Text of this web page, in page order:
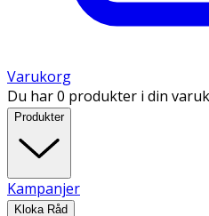
Varukorg
Du har 0 produkter i din
Produkter
Kampanjer
Kloka Råd